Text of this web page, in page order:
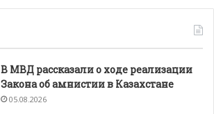
В МВД рассказали о ходе реализации
Закона об амнистии в Казахстане
05.08.2026